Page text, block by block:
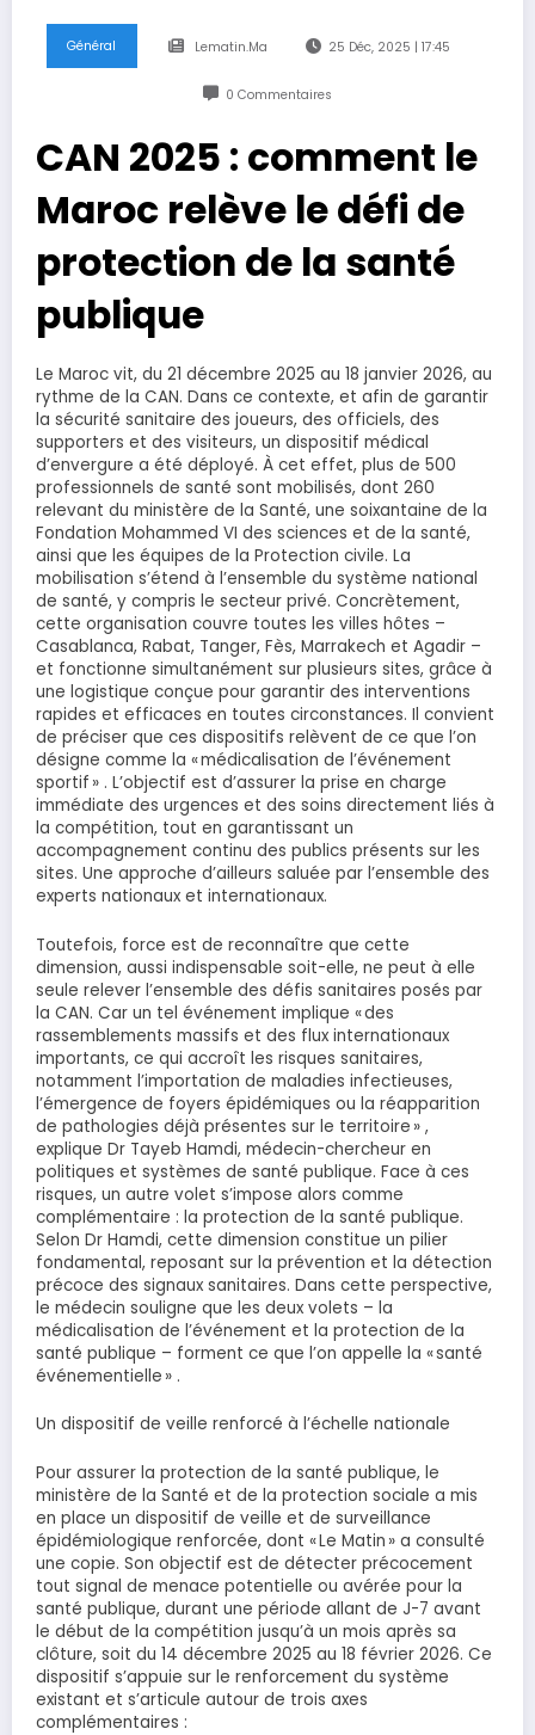
Général Lematin.ma 25 Déc, 2025 | 17:45
0 Commentaires
CAN 2025 : comment le
Maroc relève le défi de
protection de la santé
publique
Le Maroc vit, du 21 décembre 2025 au 18 janvier 2026, au
rythme de la CAN. Dans ce contexte, et afin de garantir
la sécurité sanitaire des joueurs, des officiels, des
supporters et des visiteurs, un dispositif médical
d’envergure a été déployé. À cet effet, plus de 500
professionnels de santé sont mobilisés, dont 260
relevant du ministère de la Santé, une soixantaine de la
Fondation Mohammed VI des sciences et de la santé,
ainsi que les équipes de la Protection civile. La
mobilisation s’étend à l’ensemble du système national
de santé, y compris le secteur privé. Concrètement,
cette organisation couvre toutes les villes hôtes –
Casablanca, Rabat, Tanger, Fès, Marrakech et Agadir –
et fonctionne simultanément sur plusieurs sites, grâce à
une logistique conçue pour garantir des interventions
rapides et efficaces en toutes circonstances. Il convient
de préciser que ces dispositifs relèvent de ce que l’on
désigne comme la « médicalisation de l’événement
sportif » . L’objectif est d’assurer la prise en charge
immédiate des urgences et des soins directement liés à
la compétition, tout en garantissant un
accompagnement continu des publics présents sur les
sites. Une approche d’ailleurs saluée par l’ensemble des
experts nationaux et internationaux.
Toutefois, force est de reconnaître que cette
dimension, aussi indispensable soit-elle, ne peut à elle
seule relever l’ensemble des défis sanitaires posés par
la CAN. Car un tel événement implique « des
rassemblements massifs et des flux internationaux
importants, ce qui accroît les risques sanitaires,
notamment l’importation de maladies infectieuses,
l’émergence de foyers épidémiques ou la réapparition
de pathologies déjà présentes sur le territoire » ,
explique Dr Tayeb Hamdi, médecin-chercheur en
politiques et systèmes de santé publique. Face à ces
risques, un autre volet s’impose alors comme
complémentaire : la protection de la santé publique.
Selon Dr Hamdi, cette dimension constitue un pilier
fondamental, reposant sur la prévention et la détection
précoce des signaux sanitaires. Dans cette perspective,
le médecin souligne que les deux volets – la
médicalisation de l’événement et la protection de la
santé publique – forment ce que l’on appelle la « santé
événementielle » .
Un dispositif de veille renforcé à l’échelle nationale
Pour assurer la protection de la santé publique, le
ministère de la Santé et de la protection sociale a mis
en place un dispositif de veille et de surveillance
épidémiologique renforcée, dont « Le Matin » a consulté
une copie. Son objectif est de détecter précocement
tout signal de menace potentielle ou avérée pour la
santé publique, durant une période allant de J-7 avant
le début de la compétition jusqu’à un mois après sa
clôture, soit du 14 décembre 2025 au 18 février 2026. Ce
dispositif s’appuie sur le renforcement du système
existant et s’articule autour de trois axes
complémentaires :